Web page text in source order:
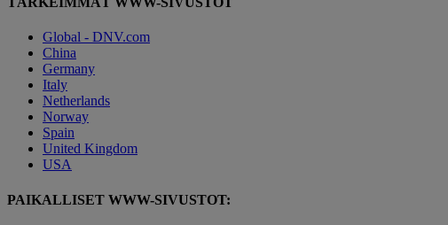
Global - DNV.com
China
Germany
Italy
Netherlands
Norway
Spain
United Kingdom
USA
PAIKALLISET WWW-SIVUSTOT: